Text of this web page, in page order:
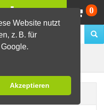
Website nutzt
z. B. für
Akzeptieren
0